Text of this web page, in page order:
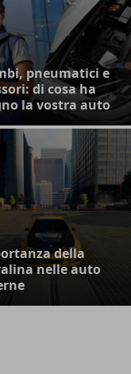
pneumatici e
di cosa ha
la vostra auto
della
nelle auto